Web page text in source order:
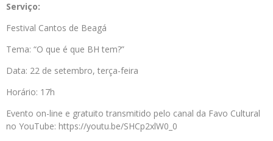
Serviço:
Festival Cantos de Beagá
Tema: “O que é que BH tem?”
Data: 22 de setembro, terça-feira
Horário: 17h
Evento on-line e gratuito transmitido pelo canal da Favo Cultural
no YouTube: https://youtu.be/SHCp2xlW0_0